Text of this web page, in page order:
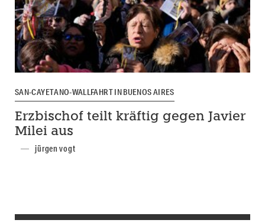
SAN-CAYETANO-WALLFAHRT IN BUENOS AIRES
Erzbischof teilt kräftig gegen Javier
Milei aus
jürgen vogt